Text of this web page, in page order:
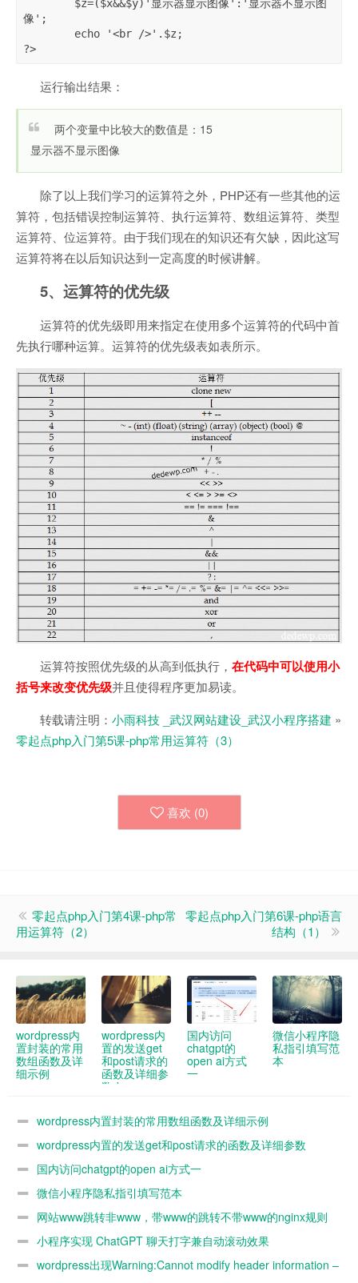
像';
?>
运行输出结果：
两个变量中比较大的数值是：15
显示器不显示图像
除了以上我们学习的运算符之外，PHP还有一些其他的运
算符，包括错误控制运算符、执行运算符、数组运算符、类型
运算符、位运算符。由于我们现在的知识还有欠缺，因此这写
运算符将在以后知识达到一定高度的时候讲解。
5、运算符的优先级
运算符的优先级即用来指定在使用多个运算符的代码中首
先执行哪种运算。运算符的优先级表如表所示。
运算符按照优先级的从高到低执行， 在代码中可以使用小
括号来改变优先级并且使得程序更加易读。
转载请注明： 小雨科技 _武汉网站建设_武汉小程序搭建 »
零起点php入门第5课-php常用运算符（3）
喜欢 (0)
零起点php入门第4课-php常
用运算符（2）
零起点php入门第6课-php语言
结构（1）
wordpress内
置封装的常用
数组函数及详
细示例
wordpress内
置的发送get
和post请求的
函数及详细参
数demo
国内访问
chatgpt的
open ai方式
一
微信小程序隐
私指引填写范
本
wordpress内置封装的常用数组函数及详细示例
wordpress内置的发送get和post请求的函数及详细参数
demo国内访问chatgpt的open ai方式一
微信小程序隐私指引填写范本
网站www跳转非www，带www的跳转不带www的nginx规则
小程序实现 ChatGPT 聊天打字兼自动滚动效果
wordpress出现Warning:Cannot modify header information –